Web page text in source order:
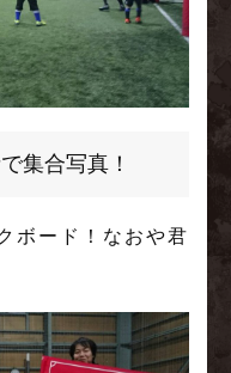
集合写真！
ボード！なおや君